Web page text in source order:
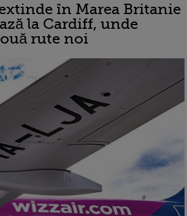
în Marea Britanie
la Cardiff, unde
rute noi